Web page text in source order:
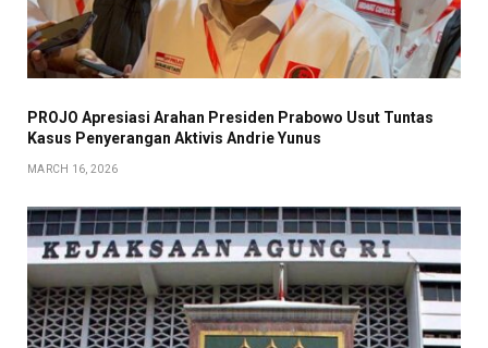
PROJO Apresiasi Arahan Presiden Prabowo Usut Tuntas
Kasus Penyerangan Aktivis Andrie Yunus
MARCH 16, 2026